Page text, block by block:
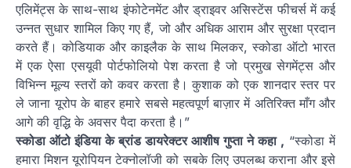
एलिमेंट्स के साथ-साथ इंफोटेनमेंट और ड्राइवर असिस्टेंस फीचर्स में कई
उन्नत सुधार शामिल किए गए हैं, जो और अधिक आराम और सुरक्षा प्रदान
करते हैं। कोडियाक और काइलैक के साथ मिलकर, स्कोडा ऑटो भारत
में एक ऐसा एसयूवी पोर्टफोलियो पेश करता है जो प्रमुख सेगमेंट्स और
विभिन्न मूल्य स्तरों को कवर करता है। कुशाक को एक शानदार स्तर पर
ले जाना यूरोप के बाहर हमारे सबसे महत्वपूर्ण बाज़ार में अतिरिक्त माँग और
आगे की वृद्धि के अवसर पैदा करता है।”
स्कोडा ऑटो इंडिया के ब्रांड डायरेक्टर आशीष गुप्ता ने कहा , “स्कोडा में
हमारा मिशन यूरोपियन टेक्नोलॉजी को सबके लिए उपलब्ध कराना और इसे